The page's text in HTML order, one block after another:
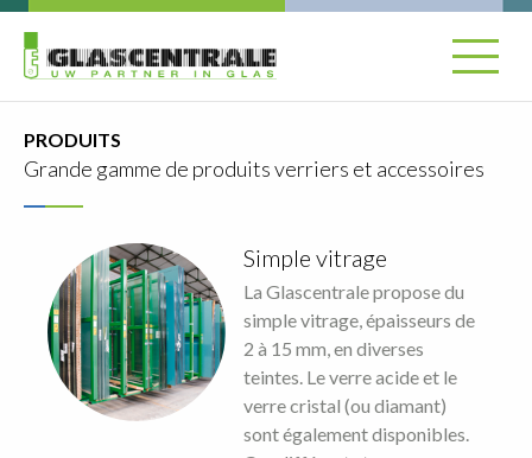
PRODUITS
Grande gamme de produits verriers et accessoires
Simple vitrage
La Glascentrale propose du
simple vitrage, épaisseurs de
2 à 15 mm, en diverses
teintes. Le verre acide et le
verre cristal (ou diamant)
sont également disponibles.